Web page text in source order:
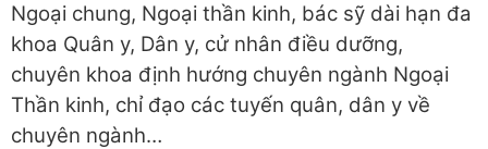
Ngoại chung, Ngoại thần kinh, bác sỹ dài hạn đa
khoa Quân y, Dân y, cử nhân điều dưỡng,
chuyên khoa định hướng chuyên ngành Ngoại
Thần kinh, chỉ đạo các tuyến quân, dân y về
chuyên ngành…